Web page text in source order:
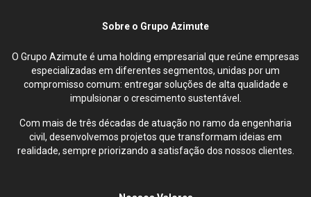
Sobre o Grupo Azimute
O Grupo Azimute é uma holding empresarial que reúne empresas
especializadas em diferentes segmentos, unidas por um
compromisso comum: entregar soluções de alta qualidade e
impulsionar o crescimento sustentável.
Com mais de três décadas de atuação no ramo da engenharia
civil, desenvolvemos projetos que transformam ideias em
realidade, sempre priorizando a satisfação dos nossos clientes.